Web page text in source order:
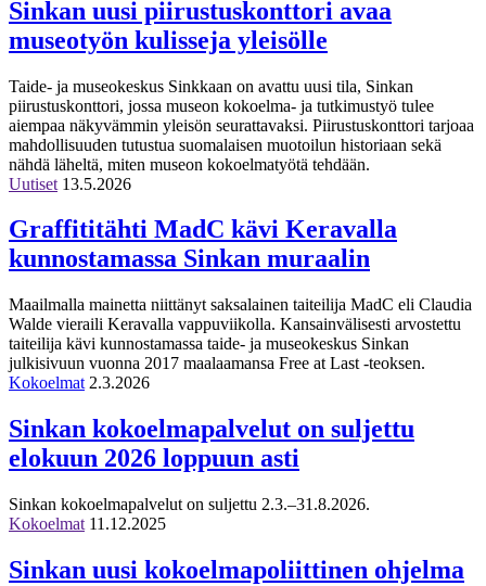
Sinkan uusi piirustuskonttori avaa
museotyön kulisseja yleisölle
Taide- ja museokeskus Sinkkaan on avattu uusi tila, Sinkan
piirustuskonttori, jossa museon kokoelma- ja tutkimustyö tulee
aiempaa näkyvämmin yleisön seurattavaksi. Piirustuskonttori tarjoaa
mahdollisuuden tutustua suomalaisen muotoilun historiaan sekä
nähdä läheltä, miten museon kokoelmatyötä tehdään.
Uutiset 13.5.2026
Graffititähti MadC kävi Keravalla
kunnostamassa Sinkan muraalin
Maailmalla mainetta niittänyt saksalainen taiteilija MadC eli Claudia
Walde vieraili Keravalla vappuviikolla. Kansainvälisesti arvostettu
taiteilija kävi kunnostamassa taide- ja museokeskus Sinkan
julkisivuun vuonna 2017 maalaamansa Free at Last -teoksen.
Kokoelmat 2.3.2026
Sinkan kokoelmapalvelut on suljettu
elokuun 2026 loppuun asti
Sinkan kokoelmapalvelut on suljettu 2.3.–31.8.2026.
Kokoelmat 11.12.2025
Sinkan uusi kokoelmapoliittinen ohjelma